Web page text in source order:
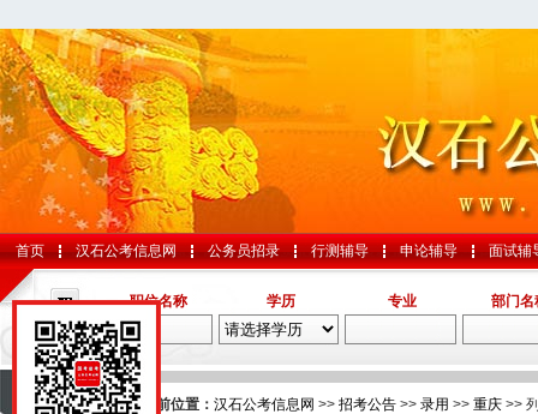
首页 汉石公考信息网 公务员招录 行测辅导 申论辅导 面试辅
职位名称 学历 专业 部门名
导航 您的当前位置： 汉石公考信息网 >> 招考公告 >> 录用 >> 重庆 >>